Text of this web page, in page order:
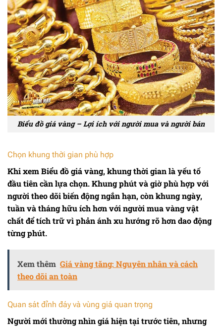
Biểu đồ giá vàng – Lợi ích với người mua và người bán
Chọn khung thời gian phù hợp
Khi xemBiểu đồ giá vàng, khung thời gian là yếu tố
đầu tiên cần lựa chọn. Khung phút và giờ phù hợp với
người theo dõi biến động ngắn hạn, còn khung ngày,
tuần và tháng hữu ích hơn với người mua vàng vật
chất để tích trữ vì phản ánh xu hướng rõ hơn dao động
từng phút.
Xem thêm Giá vàng tăng: Nguyên nhân và cách
theo dõi an toàn
Quan sát đỉnh đáy và vùng giá quan trọng
Người mới thường nhìn giá hiện tại trước tiên, nhưng